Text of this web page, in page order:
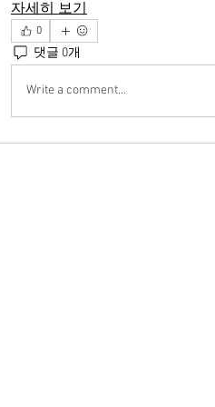
자세히 보기
0
댓글 0개
Write a comment...